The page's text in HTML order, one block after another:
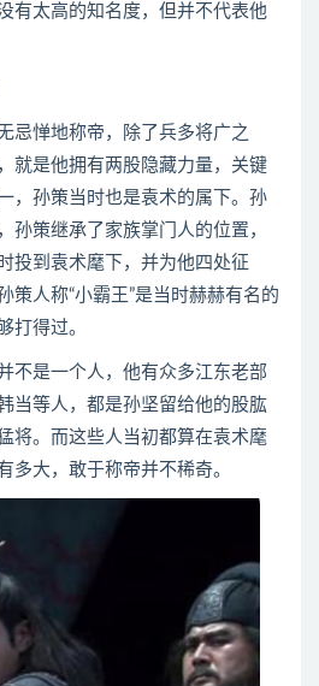
有太高的知名度，但并不代表他
惮地称帝，除了兵多将广之
就是他拥有两股隐藏力量，关键
，孙策当时也是袁术的属下。孙
孙策继承了家族掌门人的位置，
投到袁术麾下，并为他四处征
策人称“小霸王”是当时赫赫有名的
打得过。
是一个人，他有众多江东老部
当等人，都是孙坚留给他的股肱
将。而这些人当初都算在袁术麾
多大，敢于称帝并不稀奇。